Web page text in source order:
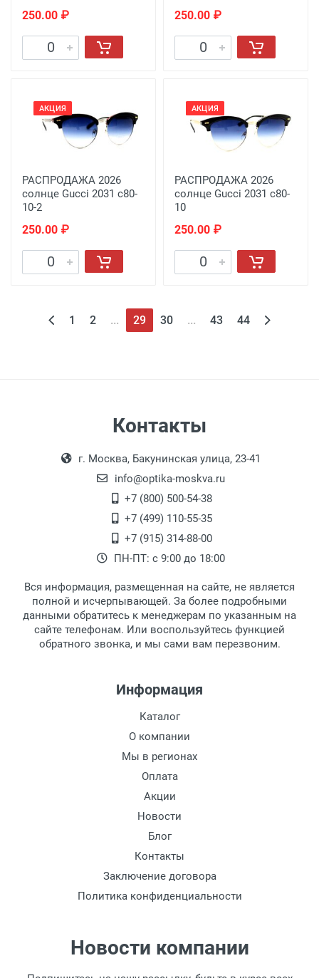
250.00 ₽ 250.00 ₽
АКЦИЯ
РАСПРОДАЖА 2026
солнце Gucci 2031 c80-
10-2
250.00 ₽
АКЦИЯ
РАСПРОДАЖА 2026
солнце Gucci 2031 c80-
10
250.00 ₽
1 2 ... 29 30 ... 43 44
Контакты
г. Москва, Бакунинская улица, 23-41
info@optika-moskva.ru
+7 (800) 500-54-38
+7 (499) 110-55-35
+7 (915) 314-88-00
ПН-ПТ: с 9:00 до 18:00
Вся информация, размещенная на сайте, не является
полной и исчерпывающей. За более подробными
данными обратитесь к менеджерам по указанным на
сайте телефонам. Или воспользуйтесь функцией
обратного звонка, и мы сами вам перезвоним.
Информация
Каталог
О компании
Мы в регионах
Оплата
Акции
Новости
Блог
Контакты
Заключение договора
Политика конфиденциальности
Новости компании